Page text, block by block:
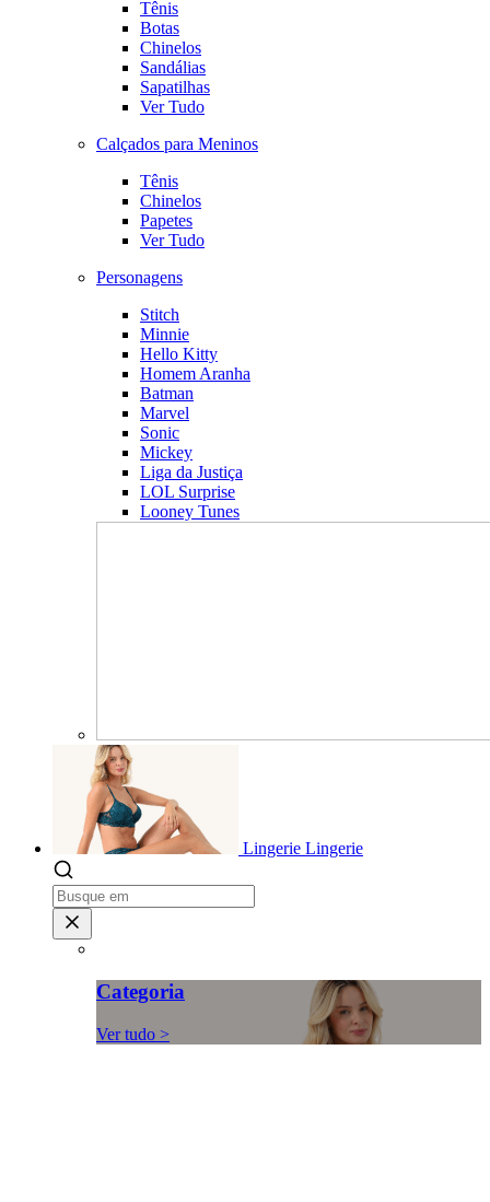
Tênis
Botas
Chinelos
Sandálias
Sapatilhas
Ver Tudo
Calçados para Meninos
Tênis
Chinelos
Papetes
Ver Tudo
Personagens
Stitch
Minnie
Hello Kitty
Homem Aranha
Batman
Marvel
Sonic
Mickey
Liga da Justiça
LOL Surprise
Looney Tunes
Lingerie Lingerie
Categoria
Ver tudo >